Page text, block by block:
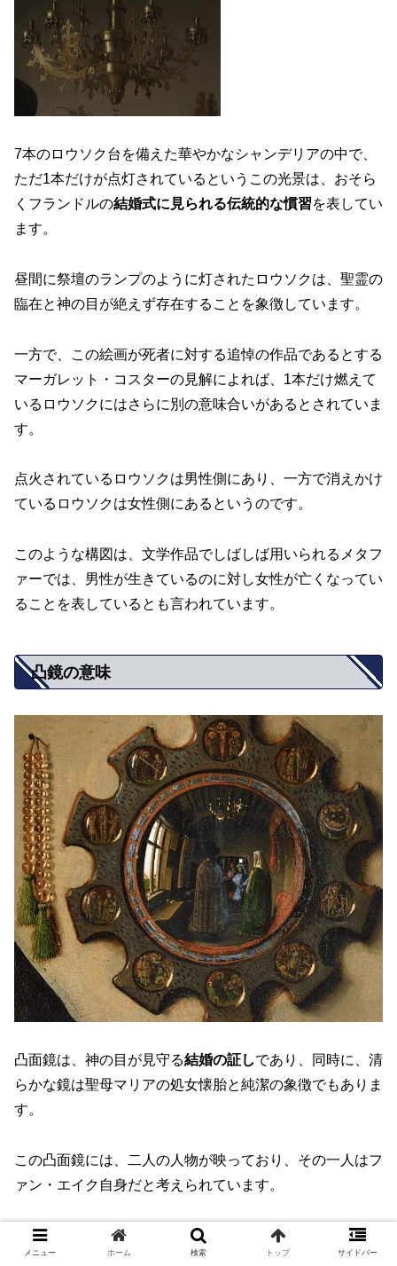
7本のロウソク台を備えた華やかなシャンデリアの中で、
ただ1本だけが点灯されているというこの光景は、おそら
くフランドルの結婚式に見られる伝統的な慣習を表してい
ます。
昼間に祭壇のランプのように灯されたロウソクは、聖霊の
臨在と神の目が絶えず存在することを象徴しています。
一方で、この絵画が死者に対する追悼の作品であるとする
マーガレット・コスターの見解によれば、1本だけ燃えて
いるロウソクにはさらに別の意味合いがあるとされていま
す。
点火されているロウソクは男性側にあり、一方で消えかけ
ているロウソクは女性側にあるというのです。
このような構図は、文学作品でしばしば用いられるメタフ
ァーでは、男性が生きているのに対し女性が亡くなってい
ることを表しているとも言われています。
凸鏡の意味
凸面鏡は、神の目が見守る結婚の証しであり、同時に、清
らかな鏡は聖母マリアの処女懐胎と純潔の象徴でもありま
す。
この凸面鏡には、二人の人物が映っており、その一人はフ
ァン・エイク自身だと考えられています。
パノフスキーの説によれば、この作品は婚姻証明であり、
描かれている二人の人物は、この結婚を法的に正当なもの
メニュー ホーム 検索 トップ サイドバー